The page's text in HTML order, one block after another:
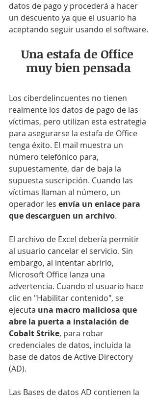
datos de pago y procederá a hacer
un descuento ya que el usuario ha
aceptando seguir usando el software.
Una estafa de Office
muy bien pensada
Los ciberdelincuentes no tienen
realmente los datos de pago de las
víctimas, pero utilizan esta estrategia
para asegurarse la estafa de Office
tenga éxito. El mail muestra un
número telefónico para,
supuestamente, dar de baja la
supuesta suscripción. Cuando las
víctimas llaman al número, un
operador les envía un enlace para
que descarguen un archivo.
El archivo de Excel debería permitir
al usuario cancelar el servicio. Sin
embargo, al intentar abrirlo,
Microsoft Office lanza una
advertencia. Cuando el usuario hace
clic en "Habilitar contenido", se
ejecuta una macro maliciosa que
abre la puerta a instalación de
Cobalt Strike, para robar
credenciales de datos, incluida la
base de datos de Active Directory
(AD).
Las Bases de datos AD contienen la